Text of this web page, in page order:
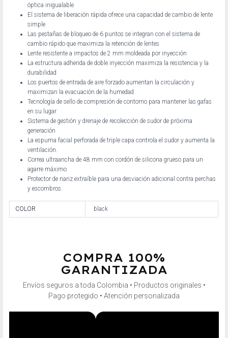
óptica inigualable
El sistema de liberación rápida ofrece una capacidad de cambio de lente
simple
Las pestañas de bloqueo de 6 puntos se integran con el sistema de
cambio rápido que maximiza la retención de lentes
Lente resistente a impactos de 2 mm moldeada por inyección
La estructura adherida de doble inyección maximiza la resistencia y la
durabilidad
Los puertos de entrada de aire forzado aumentan la circulación y
maximizan la evacuación de la humedad
Tecnología de sello de compresión de contorno para mantener las gafas
en su lugar
Sistema de gestión y drenaje de recolección de sudor de próxima
generación
La espuma facial perforada de triple capa controla el sudor y aumenta la
ventilación.
Correa ultraancha de 48 mm con cordón de silicona grueso para un
agarre máximo
Protector de nariz extraíble para una desviación adicional contra perchas
y escombros.
COLOR black
COMPRA 100%
GARANTIZADA
Envíos seguros a toda Colombia • Productos originales •
Pago protegido • Atención personalizada